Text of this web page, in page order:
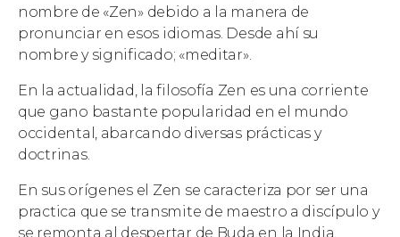
nombre de «Zen» debido a la manera de
pronunciar en esos idiomas. Desde ahí su
nombre y significado; «meditar».
En la actualidad, la filosofía Zen es una corriente
que gano bastante popularidad en el mundo
occidental, abarcando diversas prácticas y
doctrinas.
En sus orígenes el Zen se caracteriza por ser una
practica que se transmite de maestro a discípulo y
se remonta al despertar de Buda en la India.